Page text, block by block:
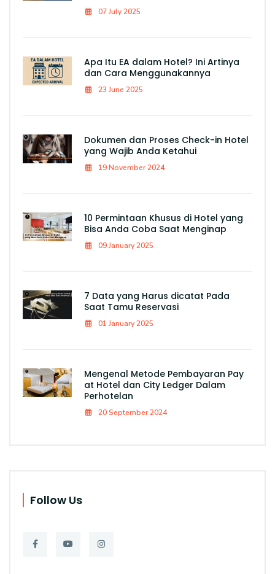
07 July 2025
Apa Itu EA dalam Hotel? Ini Artinya
dan Cara Menggunakannya
23 June 2025
Dokumen dan Proses Check-in Hotel
yang Wajib Anda Ketahui
19 November 2024
10 Permintaan Khusus di Hotel yang
Bisa Anda Coba Saat Menginap
09 January 2025
7 Data yang Harus dicatat Pada
Saat Tamu Reservasi
01 January 2025
Mengenal Metode Pembayaran Pay
at Hotel dan City Ledger Dalam
Perhotelan
20 September 2024
Follow Us